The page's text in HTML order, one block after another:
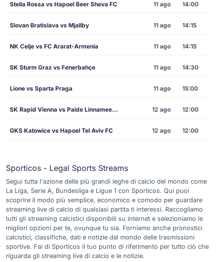
Stella Rossa vs Hapoel Beer Sheva FC 11 ago 14:00
Slovan Bratislava vs Mjallby 11 ago 14:15
NK Celje vs FC Ararat-Armenia 11 ago 14:15
SK Sturm Graz vs Fenerbahçe 11 ago 14:30
Lione vs Sparta Praga 11 ago 15:00
SK Rapid Vienna vs Paide Linnameeskond 12 ago 12:00
GKS Katowice vs Hapoel Tel Aviv FC 12 ago 12:00
Sporticos - Legal Sports Streams
Segui tutta l'azione delle più grandi leghe di calcio del mondo come
La Liga, Serie A, Bundesliga e Ligue 1 con Sporticos. Qui puoi
scoprire il modo più semplice, economico e comodo per guardare
streaming live di calcio di qualsiasi partita ti interessi. Raccogliamo
tutti gli streaming calcistici disponibili su internet e selezioniamo le
migliori opzioni per te, ovunque tu sia. Forniamo anche pronostici
calcistici, classifiche, dati e notizie dal mondo delle trasmissioni
sportive. Fai di Sporticos il tuo punto di riferimento per tutto ciò che
riguarda gli streaming live di calcio e le notizie.